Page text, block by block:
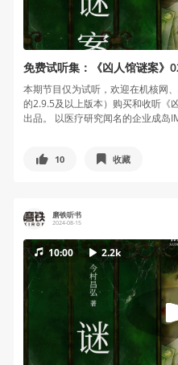
免费试听集：《凶人馆谜案》
本期节目仅为试听，欢迎在机核网
的2.9.5及以上版本）购买和收听《
出品。 以医疗研究闻名的企业成岛
10 收藏
磨铁听书
2024-08-15
10:00 2.2k